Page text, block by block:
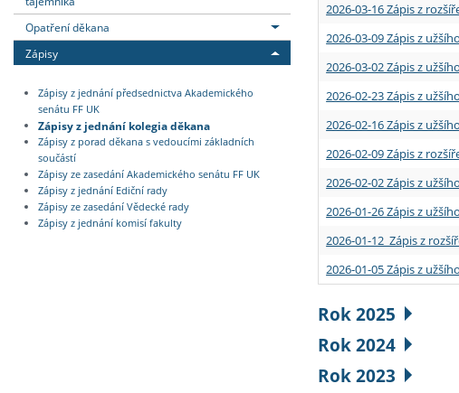
Opatření děkana
Zápisy
Zápisy z jednání předsednictva Akademického
senátu FF UK
Zápisy z jednání kolegia děkana
Zápisy z porad děkana s vedoucími základních
součástí
Zápisy ze zasedání Akademického senátu FF UK
Zápisy z jednání Ediční rady
Zápisy ze zasedání Vědecké rady
Zápisy z jednání komisí fakulty
2026-03-16 Zápis z
2026-03-09 Zápis z
2026-03-02 Zápis z
2026-02-23 Zápis z
2026-02-16 Zápis z
2026-02-09 Zápis z
2026-02-02 Zápis z
2026-01-26 Zápis z
2026-01-12 Zápis z
2026-01-05 Zápis z
Rok 2025
Rok 2024
Rok 2023